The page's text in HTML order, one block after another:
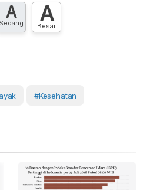
»
A
Sedang A
Besar
#Kesehatan